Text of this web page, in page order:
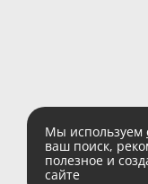
Мы используем
ваш поиск,
полезное и
сайте